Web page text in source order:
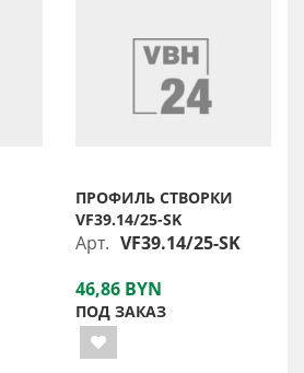
ПРОФИЛЬ СТВОРКИ
VF39.14/25-SK
Арт. VF39.14/25-SK
46,86 BYN
ПОД ЗАКАЗ